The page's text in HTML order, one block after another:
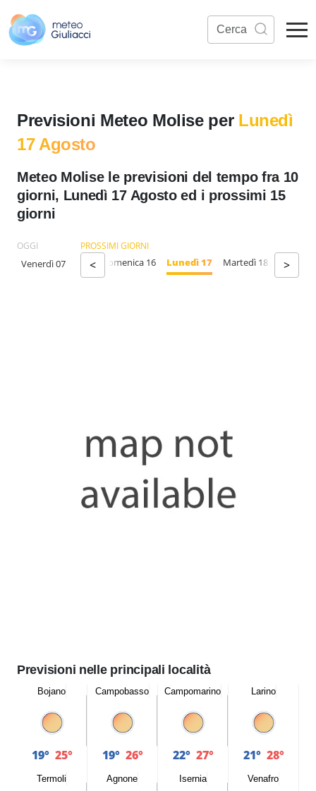
Previsioni Meteo Molise per Lunedì
17 Agosto
Meteo Molise le previsioni del tempo fra 10
giorni, Lunedì 17 Agosto ed i prossimi 15
giorni
OGGI
Venerdì 07
PROSSIMI GIORNI
<
14 Sabato 15 Domenica 16 Lunedì 17 Martedì 18 >
Previsioni nelle principali località
Bojano
19° 25°
Campobasso
19° 26°
Campomarino
22° 27°
Larino
21° 28°
Termoli Agnone Isernia Venafro